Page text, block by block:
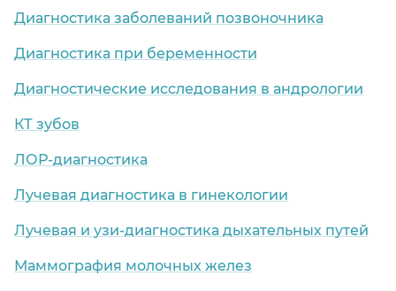
Диагностика заболеваний позвоночника
Диагностика при беременности
Диагностические исследования в андрологии
КТ зубов
ЛОР-диагностика
Лучевая диагностика в гинекологии
Лучевая и узи-диагностика дыхательных путей
Маммография молочных желез